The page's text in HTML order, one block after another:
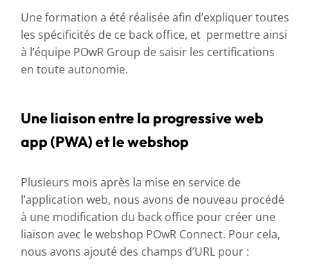
Une formation a été réalisée afin d’expliquer toutes
les spécificités de ce back office, et permettre ainsi
à l’équipe POwR Group de saisir les certifications
en toute autonomie.
Une liaison entre la progressive web
app (PWA) et le webshop
Plusieurs mois après la mise en service de
l’application web, nous avons de nouveau procédé
à une modification du back office pour créer une
liaison avec le webshop POwR Connect. Pour cela,
nous avons ajouté des champs d’URL pour :